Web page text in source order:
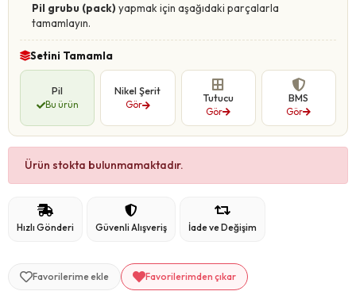
Pil grubu (pack) yapmak için aşağıdaki parçalarla
tamamlayın.
Setini Tamamla
Pil
Bu ürün
Nikel Şerit
Gör
Tutucu
Gör
BMS
Gör
Ürün stokta bulunmamaktadır.
Hızlı Gönderi Güvenli Alışveriş İade ve Değişim
Favorilerime ekle Favorilerimden çıkar